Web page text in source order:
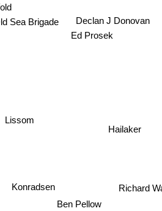
Hailaker
Richard
Lissom
Ben Pellow
Declan J Donovan
Sea Brigade
Ed Prosek
Konradsen